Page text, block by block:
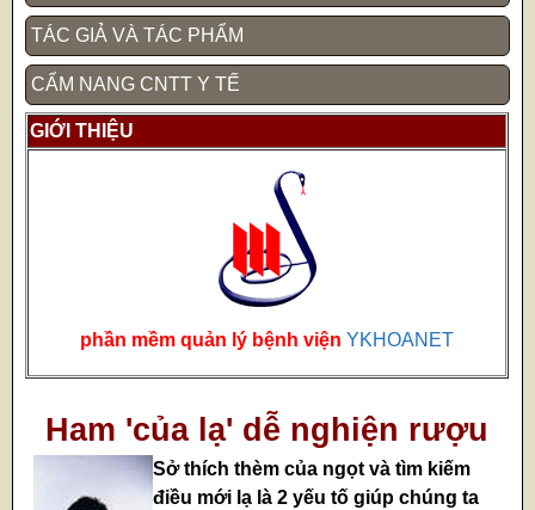
TÁC GIẢ VÀ TÁC PHẨM
CẨM NANG CNTT Y TẾ
GIỚI THIỆU
phần mềm quản lý bệnh việnYKHOANET
Ham 'của lạ' dễ nghiện rượu
Sở thích thèm của ngọt và tìm kiếm
điều mới lạ là 2 yếu tố giúp chúng ta